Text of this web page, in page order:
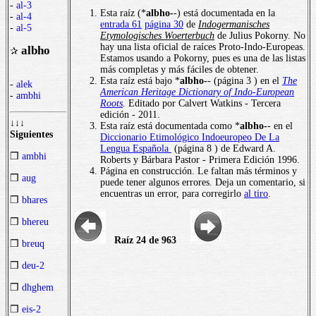
- al-3
- al-4
- al-5
✰ albho
- alek
- ambhi
↓↓↓
Siguientes
❒ ambhi
❒ aug
❒ bhares
❒ bhereu
❒ breuq
❒ deu-2
❒ dhghem
❒ eis-2
Esta raíz (*albho--) está documentada en la
entrada 61 página 30 de Indogermanisches
Etymologisches Woerterbuch de Julius Pokorny. No
hay una lista oficial de raíces Proto-Indo-Europeas.
Estamos usando a Pokorny, pues es una de las listas
más completas y más fáciles de obtener.
Esta raíz está bajo *albho-- (página 3 ) en el The
American Heritage Dictionary of Indo-European
Roots Editado por Calvert Watkins - Tercera
edición - 2011.
Esta raíz está documentada como *albho-- en el
Diccionario Etimológico Indoeuropeo De La
Lengua Española (página 8 ) de Edward A.
Roberts y Bárbara Pastor - Primera Edición 1996.
Página en construcción. Le faltan más términos y
puede tener algunos errores. Deja un comentario, si
encuentras un error, para corregirlo al tiro
Raíz 24 de 963